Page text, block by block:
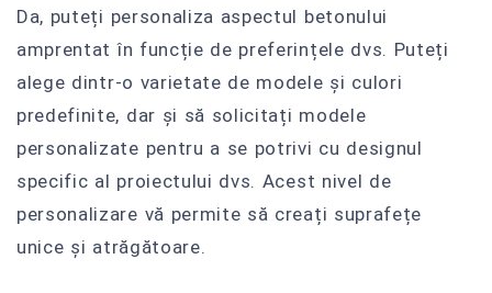
Da, puteți personaliza aspectul betonului
amprentat în funcție de preferințele dvs. Puteți
alege dintr-o varietate de modele și culori
predefinite, dar și să solicitați modele
personalizate pentru a se potrivi cu designul
specific al proiectului dvs. Acest nivel de
personalizare vă permite să creați suprafețe
unice și atrăgătoare.